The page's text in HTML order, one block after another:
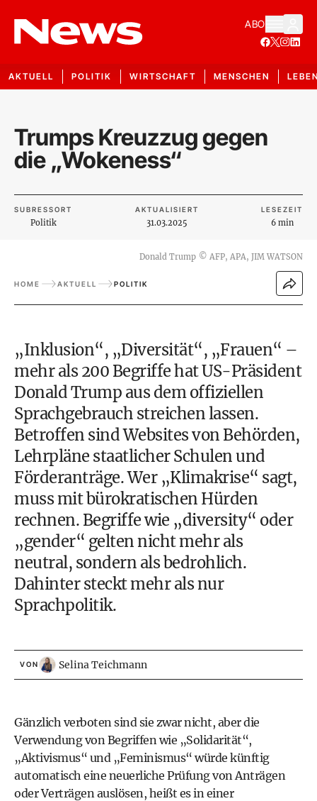
ABO
AKTUELL POLITIK WIRTSCHAFT MENSCHEN
Trumps Kreuzzug gegen
die „Wokeness“
SUBRESSORT
Politik
AKTUALISIERT
31.03.2025
LESEZEIT
6 min
Donald Trump © AFP, APA, JIM WATSON
HOME AKTUELL POLITIK
„Inklusion“, „Diversität“, „Frauen“ –
mehr als 200 Begriffe hat US-Präsident
Donald Trump aus dem offiziellen
Sprachgebrauch streichen lassen.
Betroffen sind Websites von Behörden,
Lehrpläne staatlicher Schulen und
Förderanträge. Wer „Klimakrise“ sagt,
muss mit bürokratischen Hürden
rechnen. Begriffe wie „diversity“ oder
„gender“ gelten nicht mehr als
neutral, sondern als bedrohlich.
Dahinter steckt mehr als nur
Sprachpolitik.
VON Selina Teichmann
Gänzlich verboten sind sie zwar nicht, aber die
Verwendung von Begriffen wie „Solidarität“,
„Aktivismus“ und „Feminismus“ würde künftig
automatisch eine neuerliche Prüfung von Anträgen
oder Verträgen auslösen, heißt es in einer